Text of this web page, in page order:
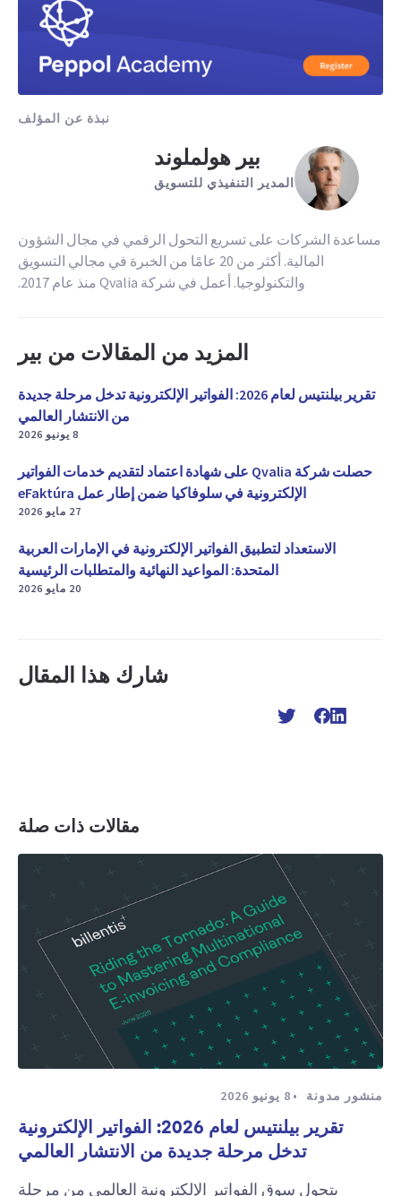
نبذة عن المؤلف
بير هولملوند
المدير التنفيذي للتسويق
مساعدة الشركات على تسريع التحول الرقمي في مجال الشؤون
المالية. أكثر من 20 عامًا من الخبرة في مجالي التسويق
والتكنولوجيا. أعمل في شركة Qvalia منذ عام 2017.
المزيد من المقالات من بير
تقرير بيلنتيس لعام 2026: الفواتير الإلكترونية تدخل مرحلة جديدة
من الانتشار العالمي
8 يونيو 2026
حصلت شركة Qvalia على شهادة اعتماد لتقديم خدمات الفواتير
الإلكترونية في سلوفاكيا ضمن إطار عمل eFaktúra
27 مايو 2026
الاستعداد لتطبيق الفواتير الإلكترونية في الإمارات العربية
المتحدة: المواعيد النهائية والمتطلبات الرئيسية
20 مايو 2026
شارك هذا المقال
مقالات ذات صلة
منشور مدونة 8 يونيو 2026
تقرير بيلنتيس لعام 2026: الفواتير الإلكترونية
تدخل مرحلة جديدة من الانتشار العالمي
يتحول سوق الفواتير الإلكترونية العالمي من مرحلة